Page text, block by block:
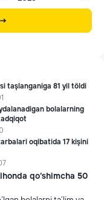
taşlanganiga 81 yil töldi
bolalarning
oqibatida 17 kişini
qo‘shimcha 50